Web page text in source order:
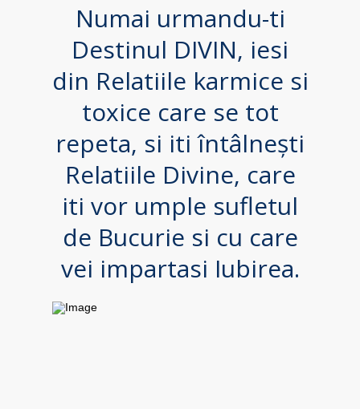
Numai urmandu-ti
Destinul DIVIN, iesi
din Relatiile karmice si
toxice care se tot
repeta, si iti întâlnești
Relatiile Divine, care
iti vor umple sufletul
de Bucurie si cu care
vei impartasi Iubirea.